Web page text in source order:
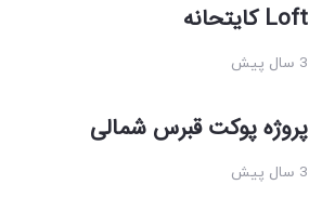
Loft کایتحانه
3 سال پیش
پروژه پوکت قبرس شمالی
3 سال پیش